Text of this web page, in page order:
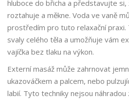
hluboce do břicha a představujte si,
roztahuje a měkne. Voda ve vaně
prostředím pro tuto relaxační praxi.
svaly celého těla a umožňuje vám
vajíčka bez tlaku na výkon.
Externí masáž může zahrnovat
ukazováčkem a palcem, nebo
labií. Tyto techniky nejsou náhradou